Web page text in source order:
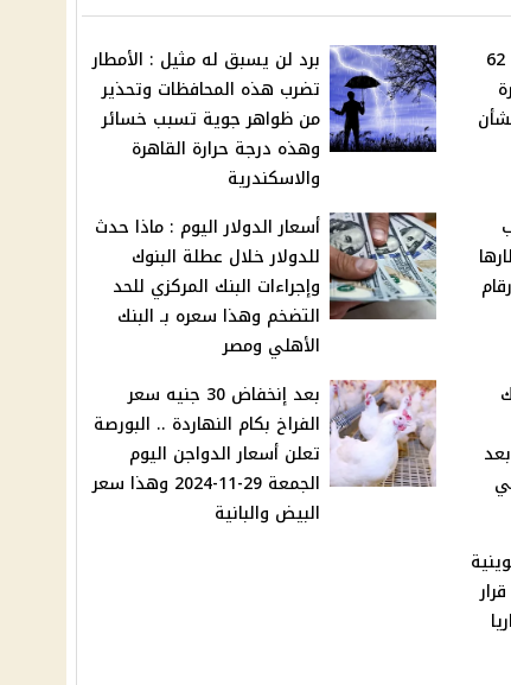
هام بشأن الخبز المدعم لـ 62
برد لن يسبق له مثيل : الأمطار
تضرب هذه المحافظات وتحذير
من ظواهر جوية تسبب خسائر
وهذه درجة حرارة القاهرة
والاسكندرية
أسعار الدولار اليوم : ماذا حدث
للدولار خلال عطلة البنوك
وإجراءات البنك المركزي للحد
التضخم وهذا سعره بـ البنك
الأهلي ومصر
بعد إنخفاض 30 جنيه سعر
الفراخ بكام النهاردة .. البورصة
تعلن أسعار الدواجن اليوم
الجمعة 29-11-2024 وهذا سعر
البيض والبانية